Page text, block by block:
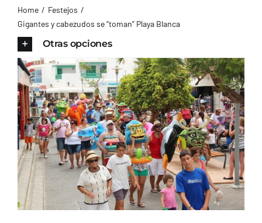
AYUNTAMIENTO
TURISMO
CONTACTO
Home
Festejos
Gigantes y cabezudos se “toman” Playa Blanca
Otras opciones